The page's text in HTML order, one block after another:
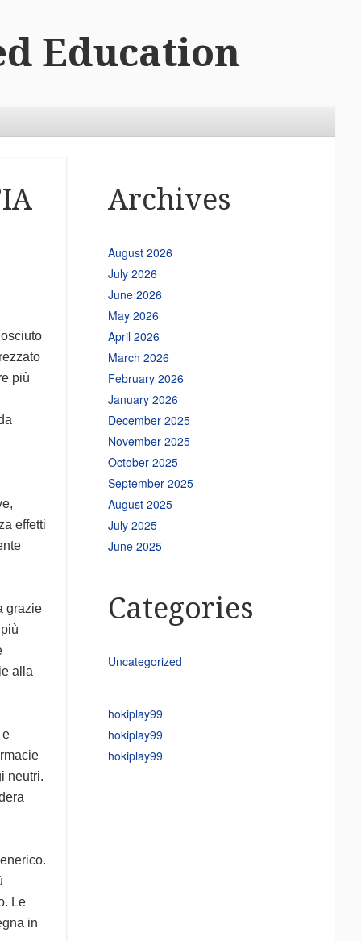
Education
più
effetti
grazie
alla
e
neutri.
Le
in
Archives
August 2026
July 2026
June 2026
May 2026
April 2026
March 2026
February 2026
January 2026
December 2025
November 2025
October 2025
September 2025
August 2025
July 2025
June 2025
Categories
Uncategorized
hokiplay99
hokiplay99
hokiplay99